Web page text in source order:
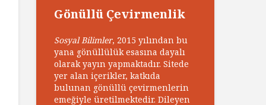
Gönüllü Çevirmenlik
Sosyal Bilimler, 2015 yılından bu
yana gönüllülük esasına dayalı
olarak yayın yapmaktadır. Sitede
yer alan içerikler, katkıda
bulunan gönüllü çevirmenlerin
emeğiyle üretilmektedir. Dileyen